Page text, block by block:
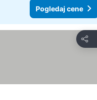
Pogledaj cene
Deli